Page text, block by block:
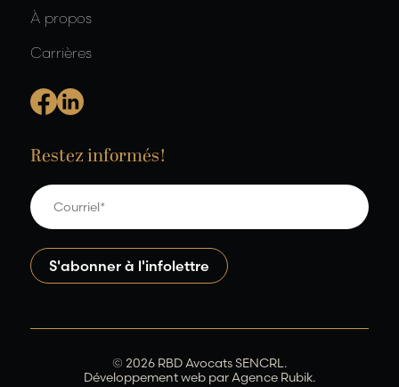
À propos
Carrières
Restez informés!
© 2026 RBD Avocats SENCRL.
Développement web parAgence Rubik.